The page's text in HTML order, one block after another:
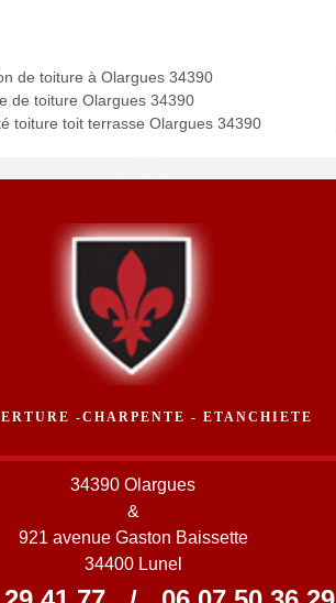
de toiture à Olargues 34390
de toiture Olargues 34390
toiture toit terrasse Olargues 34390
-CHARPENTE - ETANCHIETE
34390 Olargues
&
921 avenue Gaston Baissette
34400 Lunel